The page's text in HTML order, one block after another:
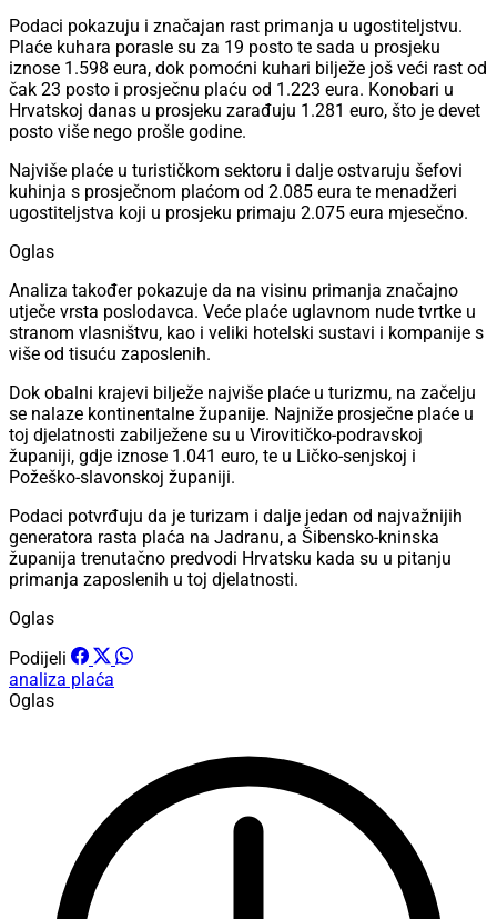
Podaci pokazuju i značajan rast primanja u ugostiteljstvu.
Plaće kuhara porasle su za 19 posto te sada u prosjeku
iznose 1.598 eura, dok pomoćni kuhari bilježe još veći rast od
čak 23 posto i prosječnu plaću od 1.223 eura. Konobari u
Hrvatskoj danas u prosjeku zarađuju 1.281 euro, što je devet
posto više nego prošle godine.
Najviše plaće u turističkom sektoru i dalje ostvaruju šefovi
kuhinja s prosječnom plaćom od 2.085 eura te menadžeri
ugostiteljstva koji u prosjeku primaju 2.075 eura mjesečno.
Oglas
Analiza također pokazuje da na visinu primanja značajno
utječe vrsta poslodavca. Veće plaće uglavnom nude tvrtke u
stranom vlasništvu, kao i veliki hotelski sustavi i kompanije s
više od tisuću zaposlenih.
Dok obalni krajevi bilježe najviše plaće u turizmu, na začelju
se nalaze kontinentalne županije. Najniže prosječne plaće u
toj djelatnosti zabilježene su u Virovitičko-podravskoj
županiji, gdje iznose 1.041 euro, te u Ličko-senjskoj i
Požeško-slavonskoj županiji.
Podaci potvrđuju da je turizam i dalje jedan od najvažnijih
generatora rasta plaća na Jadranu, a Šibensko-kninska
županija trenutačno predvodi Hrvatsku kada su u pitanju
primanja zaposlenih u toj djelatnosti.
Oglas
Podijeli
analiza plaća
Oglas